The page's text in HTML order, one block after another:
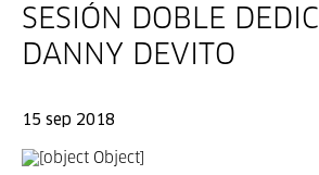
SESIÓN DOBLE
DANNY DEVITO
15 sep 2018